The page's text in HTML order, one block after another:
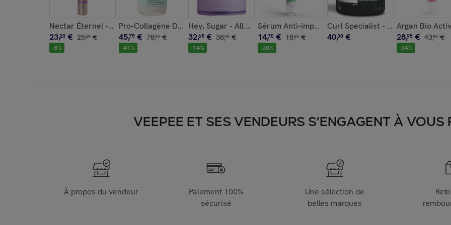
Nectar Éternel - Soin de Jour Léger Anti-Âge Lissant 50 ml
23,20 € 25,29 €
-8%
Pro-Collagène Digestion - Compléments alimentaires Digestion
45,75 € 78,00 €
-41%
Hey, Sugar - All Natural Body Scrub - Birthday Cake - Gommage Corps
32,65 € 38,00 €
-14%
Sérum Anti-imperfections - Peaux Mixtes à Grasses
14,70 € 18,60 €
-20%
Curl Specialist - Masque
40,30 €
Argan Bio
28,95 € 43,90 €
-34%
VEEPEE ET SES VENDEURS S’ENGAGENT À VOUS
À propos du vendeur
Paiement 100%
sécurisé
Une sélection de
belles marques